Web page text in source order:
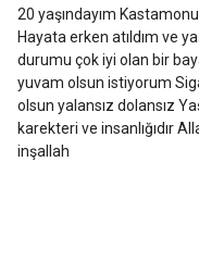
20 yaşındayım
Hayata erken atıldım ve
durumu çok iyi olan bir
yuvam olsun istiyorum
olsun yalansız dolansız
karekteri ve insanlığıdır
inşallah